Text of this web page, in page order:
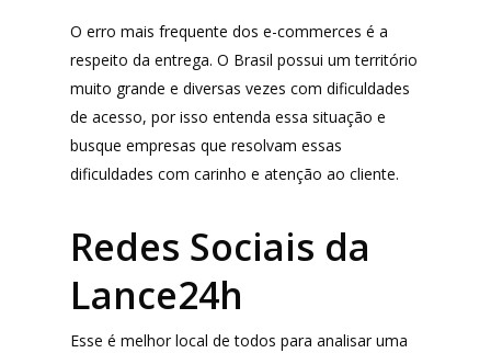
O erro mais frequente dos e-commerces é a
respeito da entrega. O Brasil possui um território
muito grande e diversas vezes com dificuldades
de acesso, por isso entenda essa situação e
busque empresas que resolvam essas
dificuldades com carinho e atenção ao cliente.
Redes Sociais da
Lance24h
Esse é melhor local de todos para analisar uma
Produtos